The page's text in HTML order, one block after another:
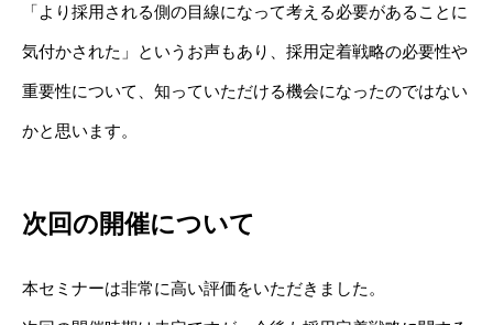
「より採用される側の目線になって考える必要があることに
気付かされた」というお声もあり、採用定着戦略の必要性や
重要性について、知っていただける機会になったのではない
かと思います。
次回の開催について
本セミナーは非常に高い評価をいただきました。